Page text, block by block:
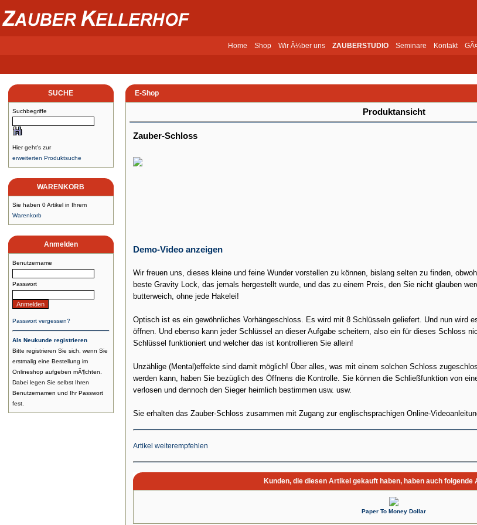
Home Shop Wir Ã¼ber uns ZAUBERSTUDIO Seminare Kontakt
SUCHE
Suchbegriffe
Hier geht's zur
erweiterten Produktsuche
WARENKORB
Sie haben 0 Artikel in Ihrem
Warenkorb
Anmelden
Benutzername
Passwort
Passwort vergessen?
Als Neukunde registrieren
Bitte registrieren Sie sich, wenn Sie
erstmalig eine Bestellung im
Onlineshop aufgeben mÃ¶chten.
Dabei legen Sie selbst Ihren
Benutzernamen und Ihr Passwort
fest.
E-Shop
Produktansicht
Zauber-Schloss
Demo-Video anzeigen
Wir freuen uns, dieses kleine und feine Wunder vorstellen zu können, bislang selten zu finden,
beste Gravity Lock, das jemals hergestellt wurde, und das zu einem Preis, den Sie nicht glauben
butterweich, ohne jede Hakelei!
Optisch ist es ein gewöhnliches Vorhängeschloss. Es wird mit 8 Schlüsseln geliefert. Und nun wird
öffnen. Und ebenso kann jeder Schlüssel an dieser Aufgabe scheitern, also ein für dieses Schloss
Schlüssel funktioniert und welcher das ist kontrollieren Sie allein!
Unzählige (Mental)effekte sind damit möglich! Über alles, was mit einem solchen Schloss
werden kann, haben Sie bezüglich des Öffnens die Kontrolle. Sie können die Schließfunktion von
verlosen und dennoch den Sieger heimlich bestimmen usw. usw.
Sie erhalten das Zauber-Schloss zusammen mit Zugang zur englischsprachigen Online-
Artikel weiterempfehlen
Kunden, die diesen Artikel gekauft haben, haben auch folgende
Paper To Money Dollar